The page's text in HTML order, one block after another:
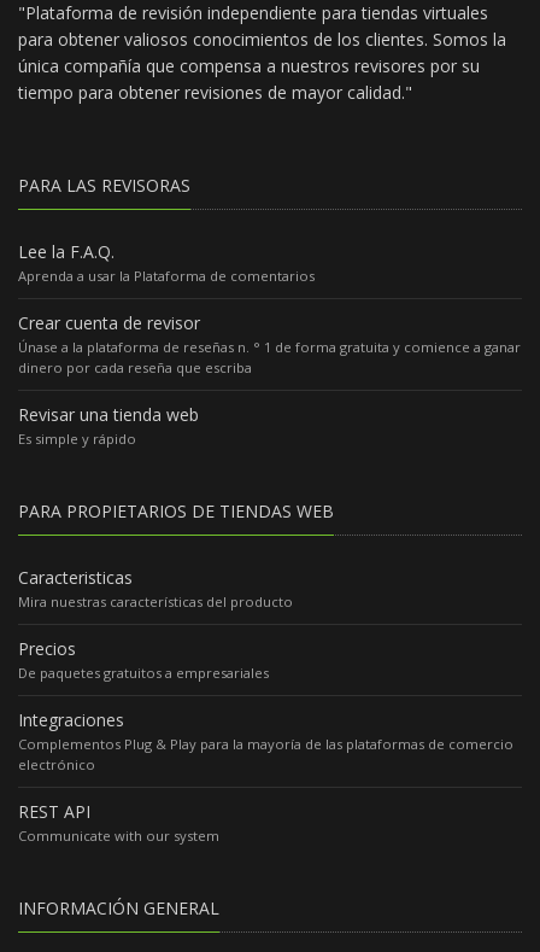
"Plataforma de revisión independiente para tiendas virtuales
para obtener valiosos conocimientos de los clientes. Somos la
única compañía que compensa a nuestros revisores por su
tiempo para obtener revisiones de mayor calidad."
PARA LAS REVISORAS
Lee la F.A.Q.
Aprenda a usar la Plataforma de comentarios
Crear cuenta de revisor
Únase a la plataforma de reseñas n. ° 1 de forma gratuita y comience a ganar
dinero por cada reseña que escriba
Revisar una tienda web
Es simple y rápido
PARA PROPIETARIOS DE TIENDAS WEB
Caracteristicas
Mira nuestras características del producto
Precios
De paquetes gratuitos a empresariales
Integraciones
Complementos Plug & Play para la mayoría de las plataformas de comercio
electrónico
REST API
Communicate with our system
INFORMACIÓN GENERAL